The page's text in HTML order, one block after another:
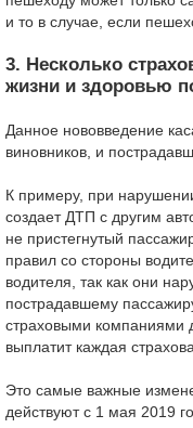
и то в случае, если
3. Несколько
жизни и здоровью
Данное нововведение
виновников, и
К примеру, при
создает ДТП с другим
не пристегнутый
правил со стороны
водителя, так как они
пострадавшему
страховыми компаниями
выплатит каждая
Это самые важные
действуют с 1 мая 2019